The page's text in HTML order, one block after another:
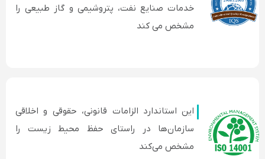
خدمات صنایع نفت، پتروشیمی و گاز طبیعی را
مشخص می کند
این استاندارد الزامات قانونی، حقوقی و اخلاقی
سازمان‌ها در راستای حفظ محیط زیست را
مشخص می‌کند